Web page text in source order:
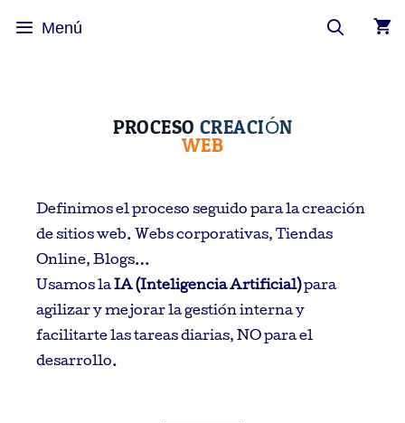
Menú
PROCESOCREACIÓN
WEB
Definimos el proceso seguido para la creación
de sitios web. Webs corporativas, Tiendas
Online, Blogs…
Usamos laIA (Inteligencia Artificial)para
agilizar y mejorar la gestión interna y
facilitarte las tareas diarias, NO para el
desarrollo.